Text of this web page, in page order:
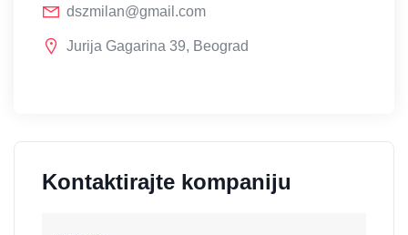
dszmilan@gmail.com
Jurija Gagarina 39, Beograd
Kontaktirajte kompaniju